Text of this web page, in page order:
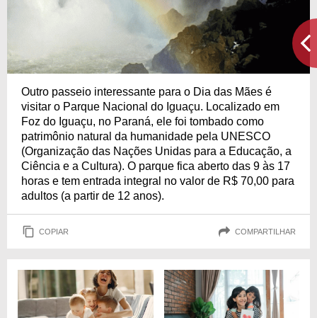
Outro passeio interessante para o Dia das Mães é
visitar o Parque Nacional do Iguaçu. Localizado em
Foz do Iguaçu, no Paraná, ele foi tombado como
patrimônio natural da humanidade pela UNESCO
(Organização das Nações Unidas para a Educação, a
Ciência e a Cultura). O parque fica aberto das 9 às 17
horas e tem entrada integral no valor de R$ 70,00 para
adultos (a partir de 12 anos).
COPIAR COMPARTILHAR